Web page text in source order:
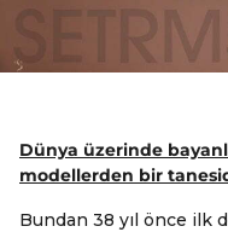
Dünya üzerinde
modellerden bir
Bundan 38 yıl önce ilk